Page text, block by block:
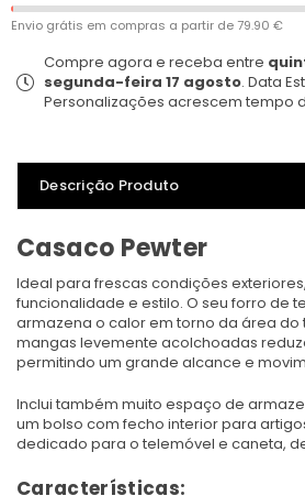
Envio grátis em compras a partir de79.90 €
Compre agora e receba entre
segunda-feira 17 agosto. Data
Personalizações acrescem tempo
Descrição Produto
Casaco Pewter
Ideal para frescas condições
funcionalidade e estilo. O seu forro de
armazena o calor em torno da área do
mangas levemente acolchoadas
permitindo um grande alcance e
Inclui também muito espaço de
um bolso com fecho interior para
dedicado para o telemóvel e caneta,
Características: